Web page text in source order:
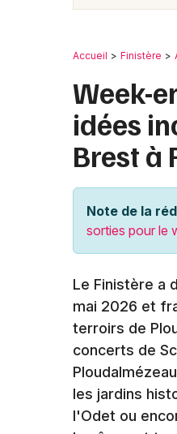
Accueil Finistère
Week-
idées
Brest à
Note de la
sorties pour le
Le Finistère a
mai 2026 et
terroirs de
concerts de
les jardins
l'Odet ou